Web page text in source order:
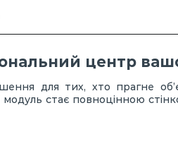
центр
для тих, хто прагне
стає повноцінною